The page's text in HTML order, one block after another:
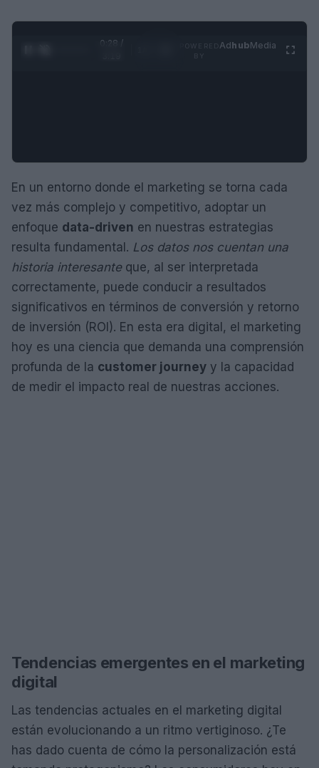
0:29 /
AdhubMedia
En un entorno donde el marketing se torna cada
vez más complejo y competitivo, adoptar un
enfoque data-driven en nuestras estrategias
resulta fundamental. Los datos nos cuentan una
historia interesanteque, al ser interpretada
correctamente, puede conducir a resultados
significativos en términos de conversión y retorno
de inversión (ROI). En esta era digital, el marketing
hoy es una ciencia que demanda una comprensión
profunda de la customer journey y la capacidad
de medir el impacto real de nuestras acciones.
Tendencias emergentes en el marketing
digital
Las tendencias actuales en el marketing digital
están evolucionando a un ritmo vertiginoso. ¿Te
has dado cuenta de cómo la personalización está